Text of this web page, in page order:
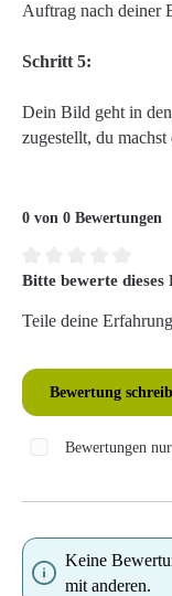
Auftrag nach deiner
Schritt 5:
Dein Bild geht in
zugestellt, du
0 von 0 Bewertungen
Durchschnittliche
Bitte bewerte dieses
Teile deine
Bewertung
Bewertungen
Keine
mit anderen.